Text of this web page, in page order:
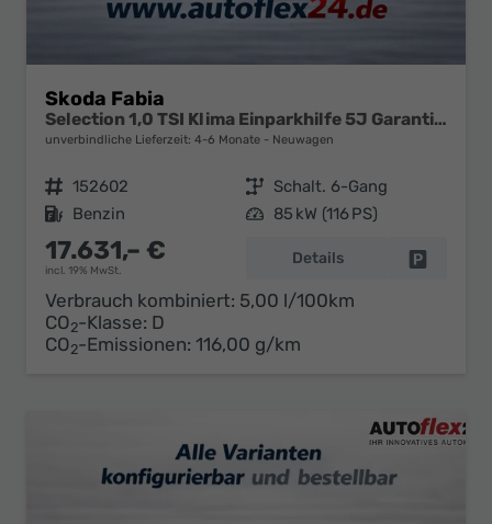
Skoda Fabia
Selection 1,0 TSI Klima Einparkhilfe 5J Garantie LED Apple Carplay Bluetooth
unverbindliche Lieferzeit: 4-6 Monate Neuwagen
Fahrzeugnr. 152602 Getriebe Schalt. 6-Gang
Kraftstoff Benzin Leistung 85 kW (116 PS)
17.631,– €
incl. 19% MwSt.
Details
Verbrauch kombiniert: 5,00 l/100km
CO2-Klasse: D
CO2-Emissionen: 116,00 g/km